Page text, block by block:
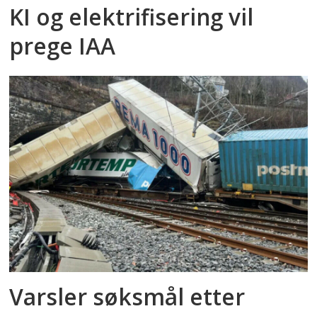
KI og elektrifisering vil
prege IAA
Varsler søksmål etter